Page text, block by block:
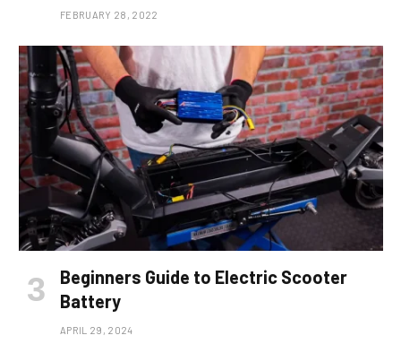
FEBRUARY 28, 2022
Beginners Guide to Electric Scooter
Battery
APRIL 29, 2024